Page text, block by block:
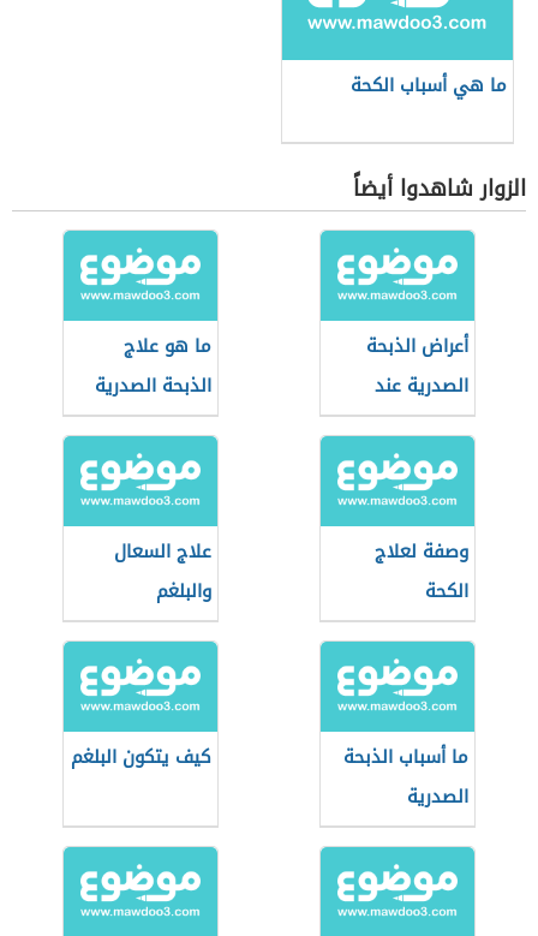
ما هي أسباب الكحة
الزوار شاهدوا أيضاً
أعراض الذبحة
الصدرية عند
النساء
ما هو علاج
الذبحة الصدرية
وصفة لعلاج
الكحة
علاج السعال
والبلغم
ما أسباب الذبحة
الصدرية
كيف يتكون البلغم